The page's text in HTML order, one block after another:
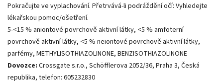
Pokračujte ve vyplachování. Přetrvává-li podráždění očí: Vyhledejte
lékařskou pomoc/ošetření.
5-<15 % aniontové povrchově aktivní látky, <5 % amfoterní
povrchově aktivní látky, <5 % neiontové povrchově aktivní látky,
parfémy, METHYLISOTHIAZOLINONE, BENZISOTHIAZOLINONE
Dovozce: Crossgate s.r.o., Schöfflerova 2052/36, Praha 3, Česká
republika, telefon: 605232830